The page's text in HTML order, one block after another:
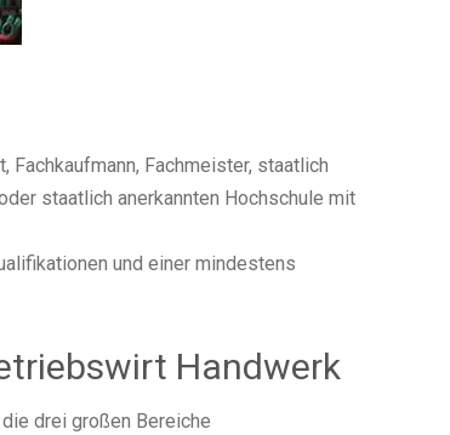
Fachmeister, staatlich
staatlich anerkannten Hochschule mit
und einer mindestens
Handwerk
drei großen Bereiche